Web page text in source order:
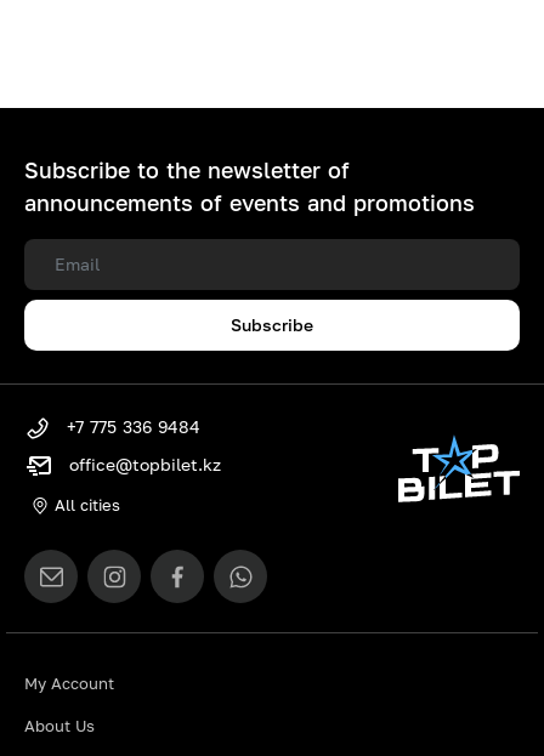
Subscribe to the newsletter of
announcements of events and promotions
Subscribe
My Account
About Us
+7 775 336 9484
office@topbilet.kz
All cities